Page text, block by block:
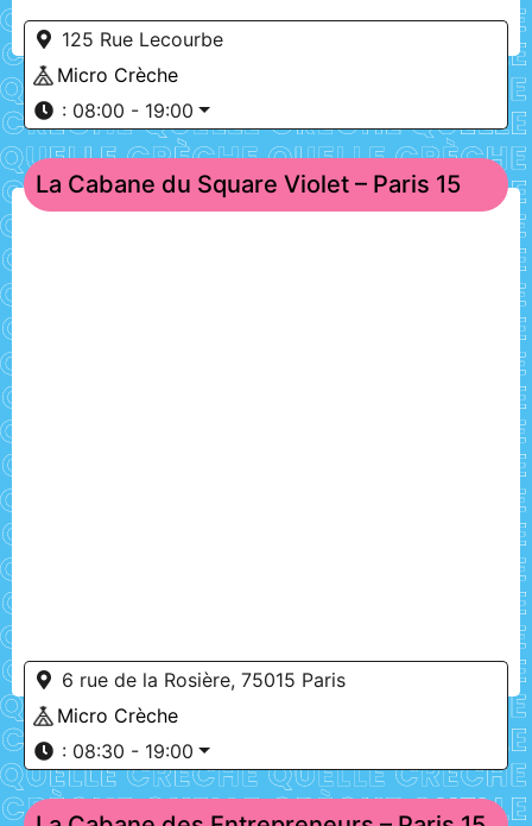
125 Rue Lecourbe
Micro Crèche
: 08:00 - 19:00
La Cabane du Square Violet – Paris 15
6 rue de la Rosière, 75015 Paris
Micro Crèche
: 08:30 - 19:00